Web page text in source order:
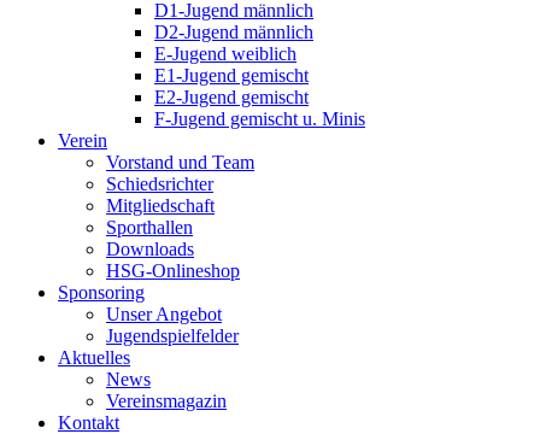
D1-Jugend männlich
D2-Jugend männlich
E-Jugend weiblich
E1-Jugend gemischt
E2-Jugend gemischt
F-Jugend gemischt u. Minis
Verein
Vorstand und Team
Schiedsrichter
Mitgliedschaft
Sporthallen
Downloads
HSG-Onlineshop
Sponsoring
Unser Angebot
Jugendspielfelder
Aktuelles
News
Vereinsmagazin
Kontakt